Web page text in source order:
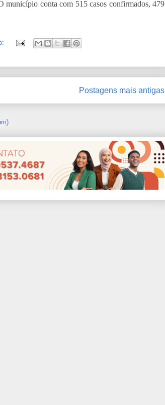
município conta com 515 casos confirmados, 479
Postagens mais antigas